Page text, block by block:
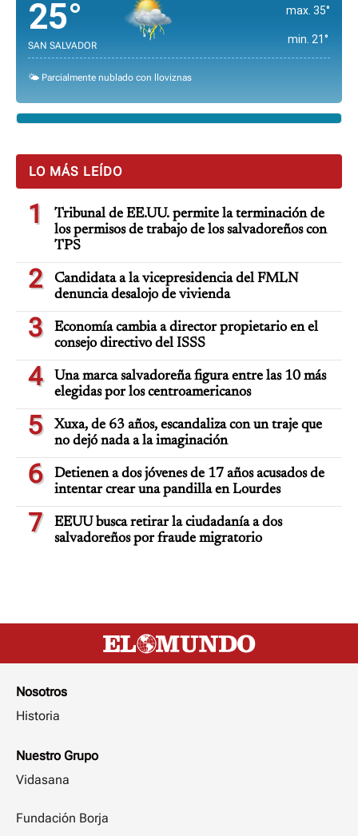
25°
SAN SALVADOR
max. 35°
min. 21°
🌤️ Parcialmente nublado con lloviznas
LO MÁS LEÍDO
1
Tribunal de EE.UU. permite la terminación de
los permisos de trabajo de los salvadoreños con
TPS
2
Candidata a la vicepresidencia del FMLN
denuncia desalojo de vivienda
3
Economía cambia a director propietario en el
consejo directivo del ISSS
4
Una marca salvadoreña figura entre las 10 más
elegidas por los centroamericanos
5
Xuxa, de 63 años, escandaliza con un traje que
no dejó nada a la imaginación
6
Detienen a dos jóvenes de 17 años acusados de
intentar crear una pandilla en Lourdes
7
EEUU busca retirar la ciudadanía a dos
salvadoreños por fraude migratorio
Nosotros
Historia
Nuestro Grupo
Vidasana
Fundación Borja